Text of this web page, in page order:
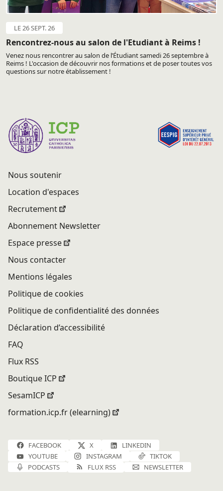
LE 26 SEPT. 26
Rencontrez-nous au salon de l'Etudiant à Reims !
Venez nous rencontrer au salon de l’Étudiant samedi 26 septembre à
Reims ! L'occasion de découvrir nos formations et de poser toutes vos
questions sur notre établissement !
Nous soutenir
Location d'espaces
Recrutement
Abonnement Newsletter
Espace presse
Nous contacter
Mentions légales
Politique de cookies
Politique de confidentialité des données
Déclaration d’accessibilité
FAQ
Flux RSS
Boutique ICP
SesamICP
formation.icp.fr (elearning)
FACEBOOK X
LINKEDIN
YOUTUBE
INSTAGRAM
TIKTOK
PODCASTS
FLUX RSS NEWSLETTER